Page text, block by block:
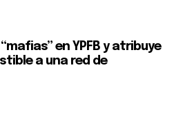
en YPFB y atribuye
a una red de